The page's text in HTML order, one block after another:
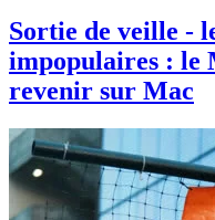
Sortie de veille -
impopulaires : le
revenir sur Mac